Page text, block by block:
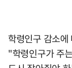
학령인구 감소
"학령인구가 주